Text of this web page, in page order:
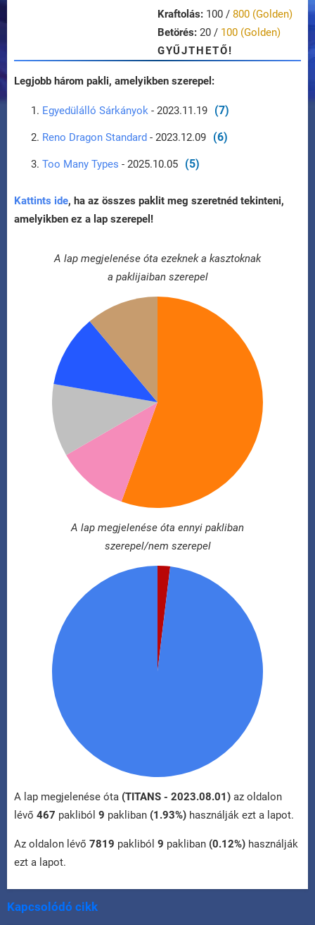
Kraftolás: 100 / 800 (Golden)
Betörés: 20 / 100 (Golden)
GYŰJTHETŐ!
Legjobb három pakli, amelyikben szerepel:
Egyedülálló Sárkányok - 2023.11.19 (7)
Reno Dragon Standard - 2023.12.09 (6)
Too Many Types - 2025.10.05 (5)
Kattints ide, ha az összes paklit meg szeretnéd tekinteni,
amelyikben ez a lap szerepel!
A lap megjelenése óta ezeknek a kasztoknak
a paklijaiban szerepel
A lap megjelenése óta ennyi pakliban
szerepel/nem szerepel
A lap megjelenése óta (TITANS - 2023.08.01) az oldalon
lévő 467 pakliból 9 pakliban (1.93%) használják ezt a lapot.
Az oldalon lévő 7819 pakliból 9 pakliban (0.12%) használják
ezt a lapot.
Kapcsolódó cikk